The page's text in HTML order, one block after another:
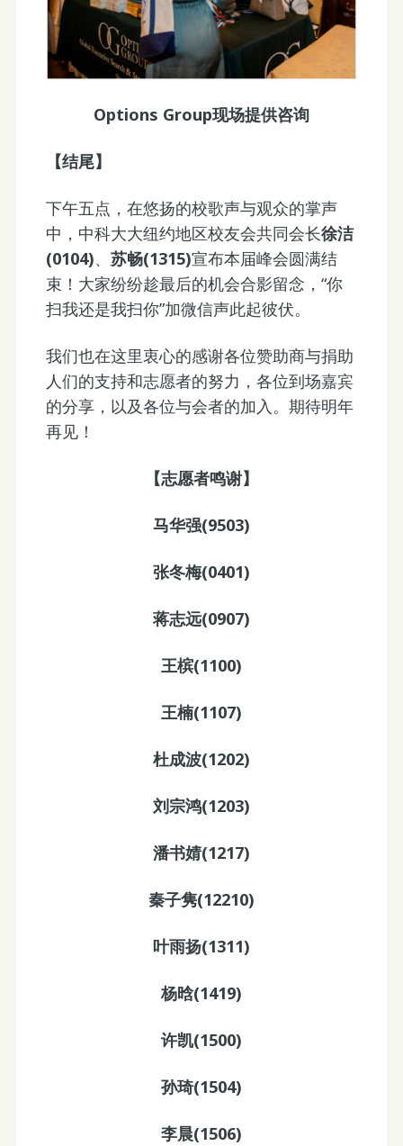
Options Group现场提供咨询
【结尾】
下午五点，在悠扬的校歌声与观众的掌声
中，中科大大纽约地区校友会共同会长徐洁
(0104)、 苏畅(1315)宣布本届峰会圆满结
束！大家纷纷趁最后的机会合影留念，“你
扫我还是我扫你”加微信声此起彼伏。
我们也在这里衷心的感谢各位赞助商与捐助
人们的支持和志愿者的努力，各位到场嘉宾
的分享，以及各位与会者的加入。期待明年
再见！
【志愿者鸣谢】
马华强(9503)
张冬梅(0401)
蒋志远(0907)
王槟(1100)
王楠(1107)
杜成波(1202)
刘宗鸿(1203)
潘书婧(1217)
秦子隽(12210)
叶雨扬(1311)
杨晗(1419)
许凯(1500)
孙琦(1504)
李晨(1506)